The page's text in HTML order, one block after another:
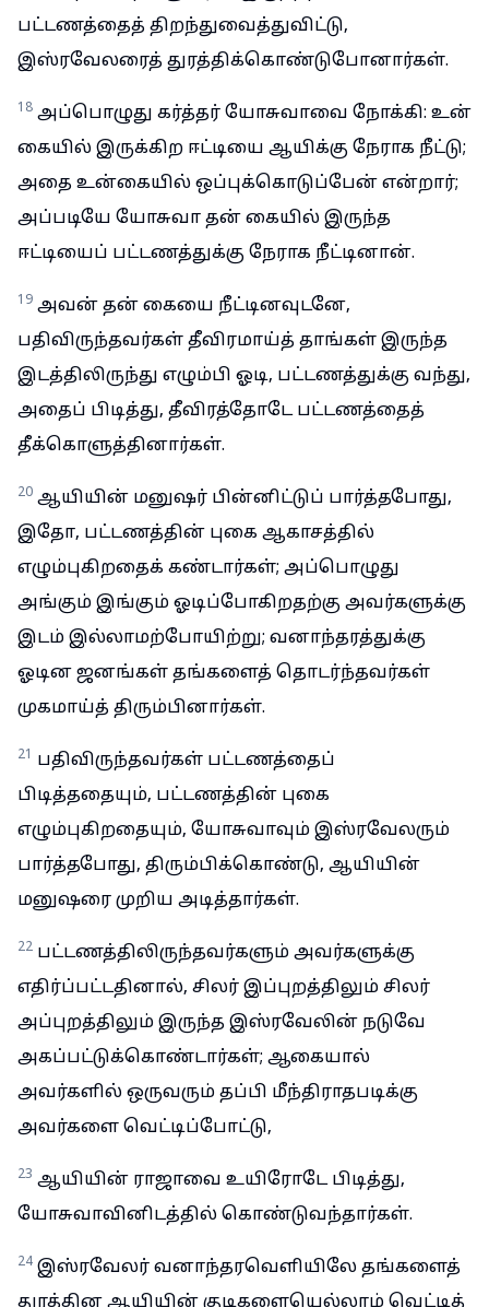
பட்டணத்தைத் திறந்துவைத்துவிட்டு,
இஸ்ரவேலரைத் துரத்திக்கொண்டுபோனார்கள்.
18 அப்பொழுது கர்த்தர் யோசுவாவை நோக்கி: உன்
கையில் இருக்கிற ஈட்டியை ஆயிக்கு நேராக நீட்டு;
அதை உன்கையில் ஒப்புக்கொடுப்பேன் என்றார்;
அப்படியே யோசுவா தன் கையில் இருந்த
ஈட்டியைப் பட்டணத்துக்கு நேராக நீட்டினான்.
19 அவன் தன் கையை நீட்டினவுடனே,
பதிவிருந்தவர்கள் தீவிரமாய்த் தாங்கள் இருந்த
இடத்திலிருந்து எழும்பி ஓடி, பட்டணத்துக்கு வந்து,
அதைப் பிடித்து, தீவிரத்தோடே பட்டணத்தைத்
தீக்கொளுத்தினார்கள்.
20 ஆயியின் மனுஷர் பின்னிட்டுப் பார்த்தபோது,
இதோ, பட்டணத்தின் புகை ஆகாசத்தில்
எழும்புகிறதைக் கண்டார்கள்; அப்பொழுது
அங்கும் இங்கும் ஓடிப்போகிறதற்கு அவர்களுக்கு
இடம் இல்லாமற்போயிற்று; வனாந்தரத்துக்கு
ஓடின ஜனங்கள் தங்களைத் தொடர்ந்தவர்கள்
முகமாய்த் திரும்பினார்கள்.
21 பதிவிருந்தவர்கள் பட்டணத்தைப்
பிடித்ததையும், பட்டணத்தின் புகை
எழும்புகிறதையும், யோசுவாவும் இஸ்ரவேலரும்
பார்த்தபோது, திரும்பிக்கொண்டு, ஆயியின்
மனுஷரை முறிய அடித்தார்கள்.
22 பட்டணத்திலிருந்தவர்களும் அவர்களுக்கு
எதிர்ப்பட்டதினால், சிலர் இப்புறத்திலும் சிலர்
அப்புறத்திலும் இருந்த இஸ்ரவேலின் நடுவே
அகப்பட்டுக்கொண்டார்கள்; ஆகையால்
அவர்களில் ஒருவரும் தப்பி மீந்திராதபடிக்கு
அவர்களை வெட்டிப்போட்டு,
23 ஆயியின் ராஜாவை உயிரோடே பிடித்து,
யோசுவாவினிடத்தில் கொண்டுவந்தார்கள்.
24 இஸ்ரவேலர் வனாந்தரவெளியிலே தங்களைத்
துரத்தின ஆயியின் குடிகளையெல்லாம் வெட்டித்